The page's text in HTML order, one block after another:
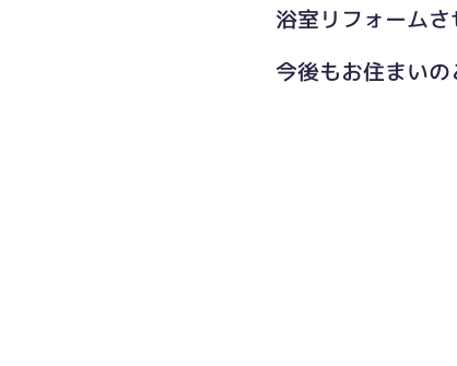
浴室リフォームさ
今後もお住まいの